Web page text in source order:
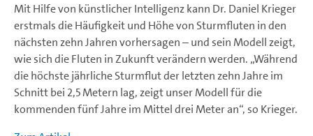
Mit Hilfe von künstlicher Intelligenz kann Dr. Daniel Krieger
erstmals die Häufigkeit und Höhe von Sturmfluten in den
nächsten zehn Jahren vorhersagen – und sein Modell zeigt,
wie sich die Fluten in Zukunft verändern werden. „Während
die höchste jährliche Sturmflut der letzten zehn Jahre im
Schnitt bei 2,5 Metern lag, zeigt unser Modell für die
kommenden fünf Jahre im Mittel drei Meter an“, so Krieger.